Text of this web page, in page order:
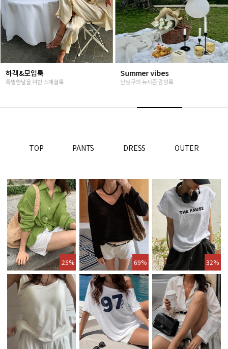
Summer vibes
난닝구의 뉴시즌 감성룩
베스트재진행
고객님들이 인정해주신 Steady seller
TOP PANTS DRESS OUTER
25% 69% 32%